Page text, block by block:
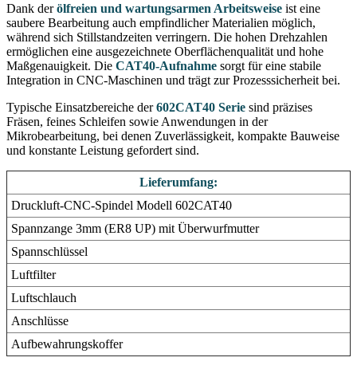
Dank derölfreien und wartungsarmen Arbeitsweise ist eine
saubere Bearbeitung auch empfindlicher Materialien möglich,
während sich Stillstandzeiten verringern. Die hohen Drehzahlen
ermöglichen eine ausgezeichnete Oberflächenqualität und hohe
Maßgenauigkeit. Die CAT40-Aufnahme sorgt für eine stabile
Integration in CNC-Maschinen und trägt zur Prozesssicherheit bei.
Typische Einsatzbereiche der602CAT40 Serie sind präzises
Fräsen, feines Schleifen sowie Anwendungen in der
Mikrobearbeitung, bei denen Zuverlässigkeit, kompakte Bauweise
und konstante Leistung gefordert sind.
Lieferumfang:
Druckluft-CNC-Spindel Modell 602CAT40
Spannzange 3mm (ER8 UP) mit Überwurfmutter
Spannschlüssel
Luftfilter
Luftschlauch
Anschlüsse
Aufbewahrungskoffer